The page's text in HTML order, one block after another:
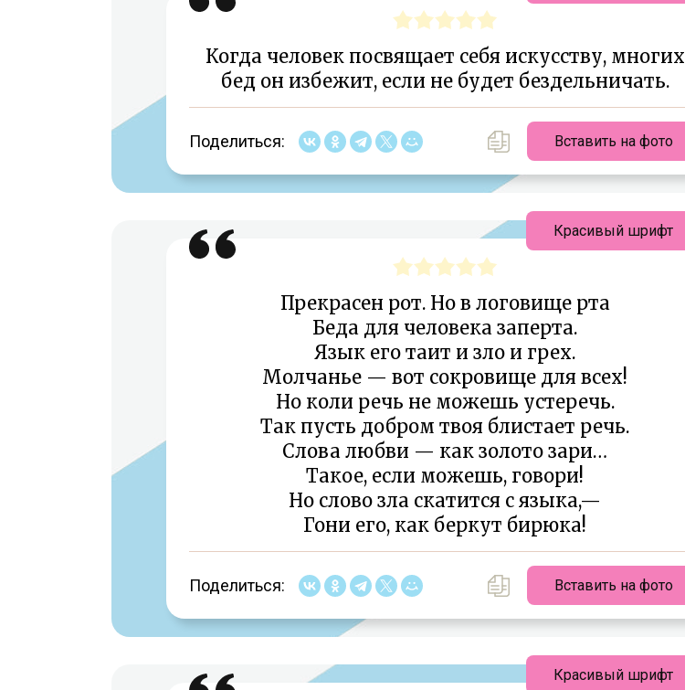
Когда человек посвящает себя искусству, многих
бед он избежит, если не будет бездельничать.
Поделиться: Вставить на фото
Прекрасен рот. Но в логовище рта
Беда для человека заперта.
Язык его таит и зло и грех.
Молчанье — вот сокровище для всех!
Но коли речь не можешь устеречь.
Так пусть добром твоя блистает речь.
Слова любви — как золото зари…
Такое, если можешь, говори!
Но слово зла скатится с языка,—
Гони его, как беркут бирюка!
Поделиться: Вставить на фото
Красивый шрифт
Красивый шрифт